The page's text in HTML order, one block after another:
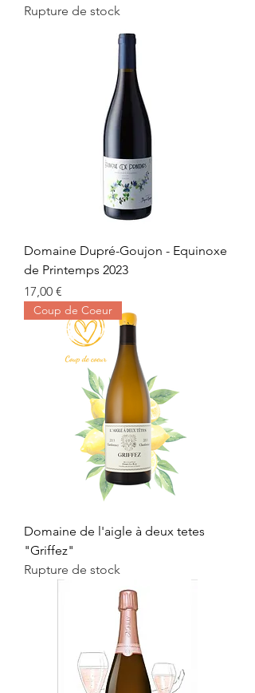
Rupture de stock
Domaine Dupré-Goujon - Equinoxe
de Printemps 2023
Prix
17,00 €
Coup de Coeur
Domaine de l'aigle à deux tetes
"Griffez"
Rupture de stock